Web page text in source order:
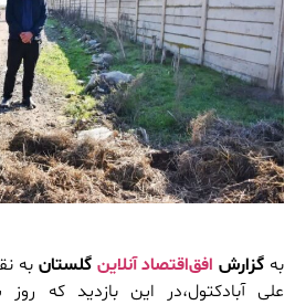
به گزارش افق‌اقتصاد آنلاین گلستان به